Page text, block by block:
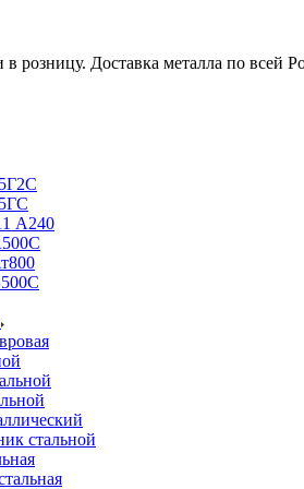
розницу. Доставка металла по всей
А240
стальной